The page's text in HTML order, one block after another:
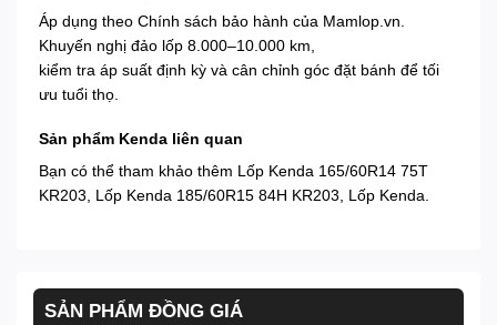
Áp dụng theo Chính sách bảo hành của Mamlop.vn.
Khuyến nghị đảo lốp 8.000–10.000 km,
kiểm tra áp suất định kỳ và cân chỉnh góc đặt bánh để tối
ưu tuổi thọ.
Sản phẩm Kenda liên quan
Bạn có thể tham khảo thêm Lốp Kenda 165/60R14 75T
KR203, Lốp Kenda 185/60R15 84H KR203, Lốp Kenda.
SẢN PHẨM ĐỒNG GIÁ